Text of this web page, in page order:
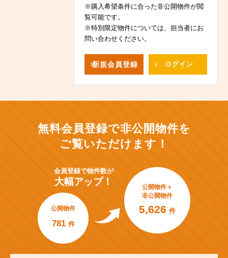
※購入希望条件に合った非公開物件が閲
覧可能です。
※特別限定物件については、担当者にお
問い合わせください。
新規会員登録 ログイン
無料会員登録で非公開物件を
ご覧いただけます！
会員登録で物件数が
大幅アップ！
公開物件
781 件
公開物件＋
非公開物件
5,626 件